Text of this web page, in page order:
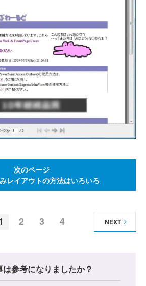
次のページ
レイアウトの方法はいろいろ
2 3 4 NEXT
は参考になりましたか？